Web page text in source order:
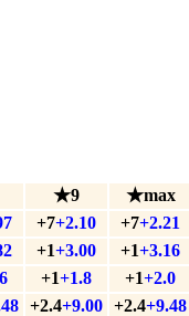
★9 ★max
+7+2.10 +7+2.21
+1+3.00 +1+3.16
+1+1.8 +1+2.0
+2.4+9.00 +2.4+9.48